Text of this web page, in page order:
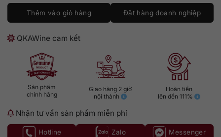
Thêm vào giỏ hàng Đặt hàng doanh nghiệp
QKAWine cam kết
Sản phẩm
chính hãng
Giao hàng 2 giờ
nội thành
Hoàn tiền
lên đến 111%
Nhận tư vấn sản phẩm miễn phí
Hotline Zalo Messenger